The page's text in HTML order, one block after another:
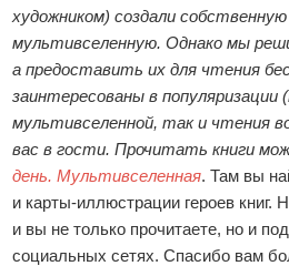
художником) создали
мультивселенную. Однако мы
а предоставить их для чтения
заинтересованы в популяризации
мультивселенной, так и чтения
вас в гости. Прочитать книги
день. Мультивселенная. Там вы
и карты-иллюстрации героев книг.
и вы не только прочитаете, но и
социальных сетях. Спасибо вам